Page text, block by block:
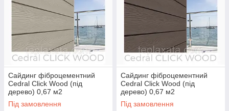
Сайдинг фіброцементний
Cedral Click Wood (під
дерево) 0,67 м2
Під замовлення
Сайдинг фіброцементний
Cedral Click Wood (під
дерево) 0,67 м2
Під замовлення